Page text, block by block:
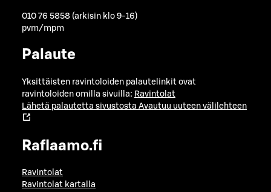
010 76 5858 (arkisin klo 9-16)
pvm/mpm
Palaute
Yksittäisten ravintoloiden palautelinkit ovat
ravintoloiden omilla sivuilla: Ravintolat
Lähetä palautetta sivustosta Avautuu uuteen välilehteen
Raflaamo.fi
Ravintolat
Ravintolat kartalla